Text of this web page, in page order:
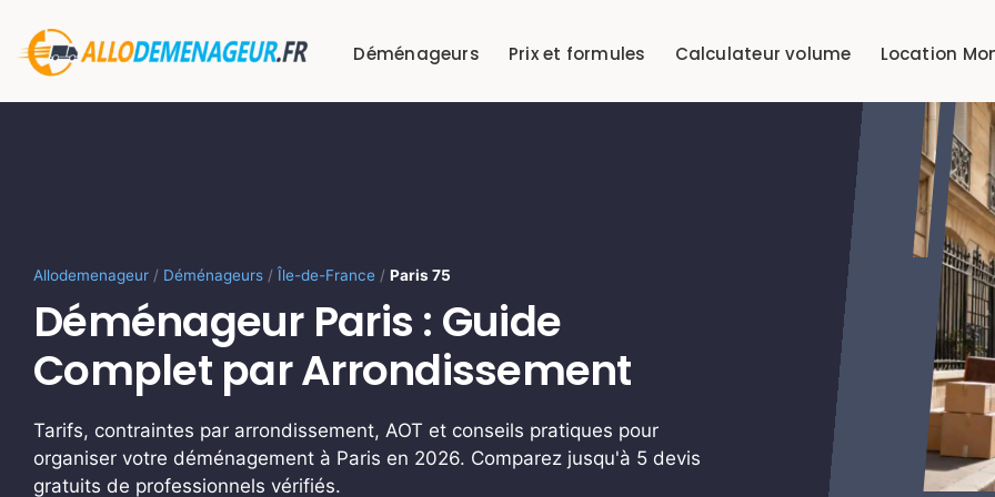
contenu
Déménageurs Prix et formules Calculateur volume Location
Allodemenageur / Déménageurs / Île-de-France / Paris 75
Déménageur Paris : Guide
Complet par Arrondissement
Tarifs, contraintes par arrondissement, AOT et conseils pratiques pour
organiser votre déménagement à Paris en 2026. Comparez jusqu'à 5 devis
gratuits de professionnels vérifiés.